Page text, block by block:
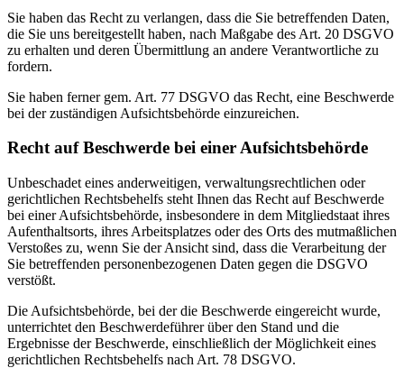
Sie haben das Recht zu verlangen, dass die Sie betreffenden Daten,
die Sie uns bereitgestellt haben, nach Maßgabe des Art. 20 DSGVO
zu erhalten und deren Übermittlung an andere Verantwortliche zu
fordern.
Sie haben ferner gem. Art. 77 DSGVO das Recht, eine Beschwerde
bei der zuständigen Aufsichtsbehörde einzureichen.
Recht auf Beschwerde bei einer Aufsichtsbehörde
Unbeschadet eines anderweitigen, verwaltungsrechtlichen oder
gerichtlichen Rechtsbehelfs steht Ihnen das Recht auf Beschwerde
bei einer Aufsichtsbehörde, insbesondere in dem Mitgliedstaat ihres
Aufenthaltsorts, ihres Arbeitsplatzes oder des Orts des mutmaßlichen
Verstoßes zu, wenn Sie der Ansicht sind, dass die Verarbeitung der
Sie betreffenden personenbezogenen Daten gegen die DSGVO
verstößt.
Die Aufsichtsbehörde, bei der die Beschwerde eingereicht wurde,
unterrichtet den Beschwerdeführer über den Stand und die
Ergebnisse der Beschwerde, einschließlich der Möglichkeit eines
gerichtlichen Rechtsbehelfs nach Art. 78 DSGVO.